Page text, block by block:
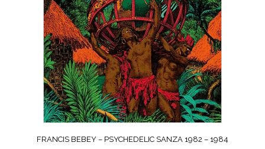
FRANCIS BEBEY – PSYCHEDELIC SANZA 1982 – 1984